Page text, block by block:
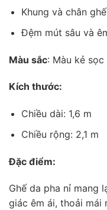
Khung và chân
Đệm mút sâu và
Màu sắc: Màu kẻ
Kích thước:
Chiều dài: 1,6 m
Chiều rộng: 2,1 m
Đặc điểm:
Ghế da pha nỉ mang
giác êm ái, thoải mái